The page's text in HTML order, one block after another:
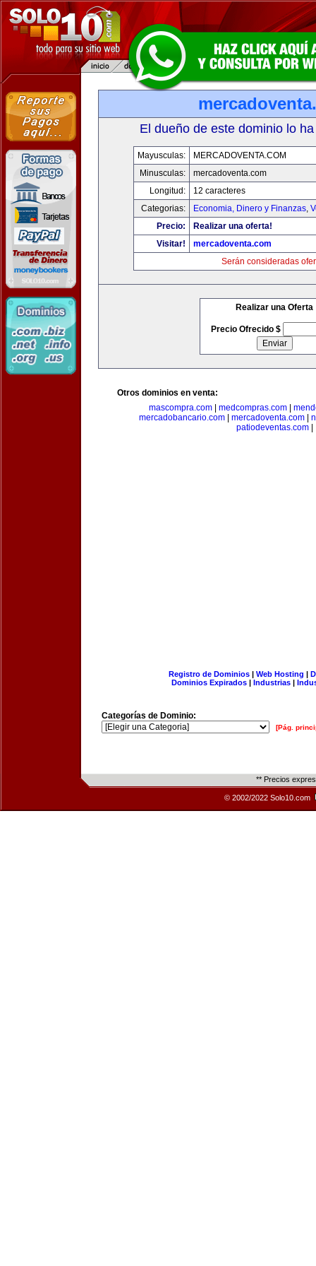
El dueño de este dominio lo
Mayusculas:
MERCADOVENTA.COM
Minusculas:
mercadoventa.com
Longitud:
12 caracteres
Categorias:
Economia, Dinero y Finanzas,
Precio:
Realizar una oferta!
Visitar!
mercadoventa.com
Serán consideradas
Realizar una Oferta
Precio Ofrecido $
Otros dominios en venta:
mascompra.com| medcompras.com|
mercadobancario.com| mercadoventa.com|
patiodeventas.com|
Registro de Dominios| Web Hosting |
Dominios Expirados | Industrias |
Categorías de Dominio:
[Pág.
** Precios
© 2002/2022 Solo10.com